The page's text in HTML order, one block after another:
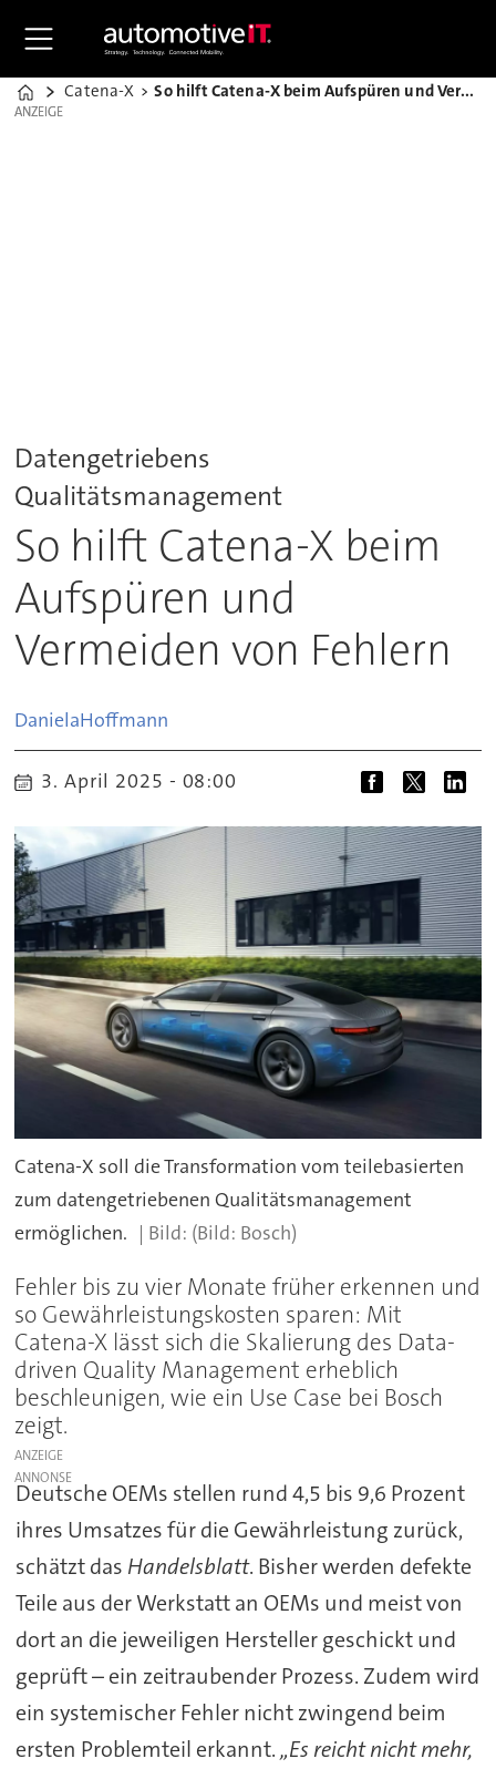
Home
Catena-X So hilft Catena-X beim Aufspüren und Vermeiden von Fehlern
ANZEIGE
ANZEIGE
Datengetriebens
Qualitätsmanagement
So hilft Catena-X beim
Aufspüren und
Vermeiden von Fehlern
DanielaHoffmann
3. April 2025 - 08:00
Catena-X soll die Transformation vom teilebasierten
zum datengetriebenen Qualitätsmanagement
ermöglichen.
(Bild: Bosch)
Fehler bis zu vier Monate früher erkennen und
so Gewährleistungskosten sparen: Mit
Catena-X lässt sich die Skalierung des Data-
driven Quality Management erheblich
beschleunigen, wie ein Use Case bei Bosch
zeigt.
ANZEIGE
Deutsche OEMs stellen rund 4,5 bis 9,6 Prozent
ihres Umsatzes für die Gewährleistung zurück,
schätzt das Handelsblatt. Bisher werden defekte
Teile aus der Werkstatt an OEMs und meist von
dort an die jeweiligen Hersteller geschickt und
geprüft – ein zeitraubender Prozess. Zudem wird
ein systemischer Fehler nicht zwingend beim
ersten Problemteil erkannt.„Es reicht nicht mehr,